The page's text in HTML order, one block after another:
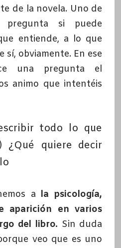
de la novela. Uno de
si puede
entiende, a lo que
sí, obviamente. En ese
una pregunta el
animo que intentéis
todo lo que
¿Qué quiere decir
a la psicología,
aparición en varios
del libro. Sin duda
veo que es uno